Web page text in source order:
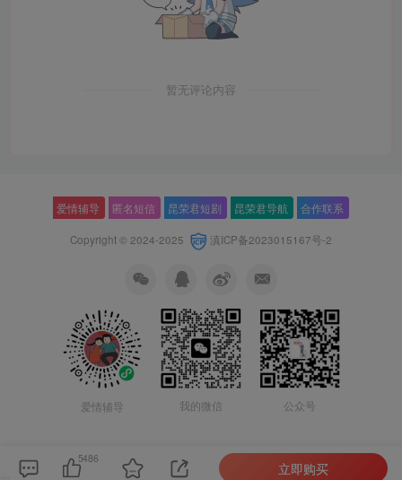
暂无评论内容
爱情辅导 匿名短信 昆荣君短剧 昆荣君导航 合作联系
Copyright © 2024-2025 滇ICP备2023015167号-2
爱情辅导 我的微信 公众号
5486
立即购买